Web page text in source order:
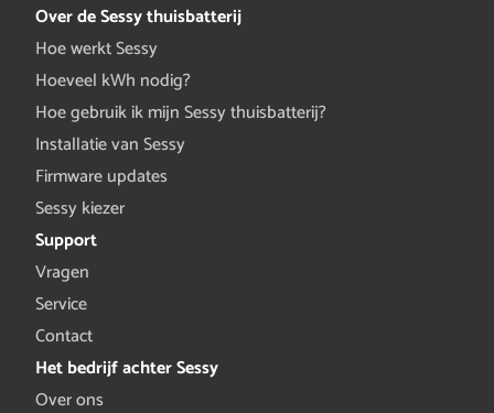
Over de Sessy thuisbatterij
Hoe werkt Sessy
Hoeveel kWh nodig?
Hoe gebruik ik mijn Sessy thuisbatterij?
Installatie van Sessy
Firmware updates
Sessy kiezer
Support
Vragen
Service
Contact
Het bedrijf achter Sessy
Over ons